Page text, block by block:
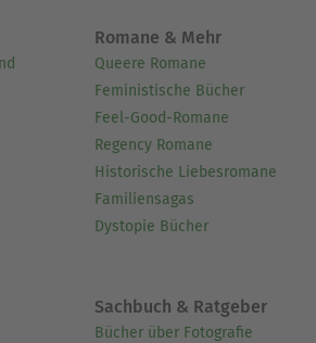
Romane & Mehr
Queere Romane
Feministische Bücher
Feel-Good-Romane
Regency Romane
Historische Liebesromane
Familiensagas
Dystopie Bücher
Sachbuch & Ratgeber
Bücher über Fotografie